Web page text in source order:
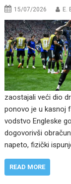
15/07/2026 E.
zaostajali veći dio
ponovo je u kasnoj
vodstvo Engleske
dogovorivši
napeto, fizički
READ MORE